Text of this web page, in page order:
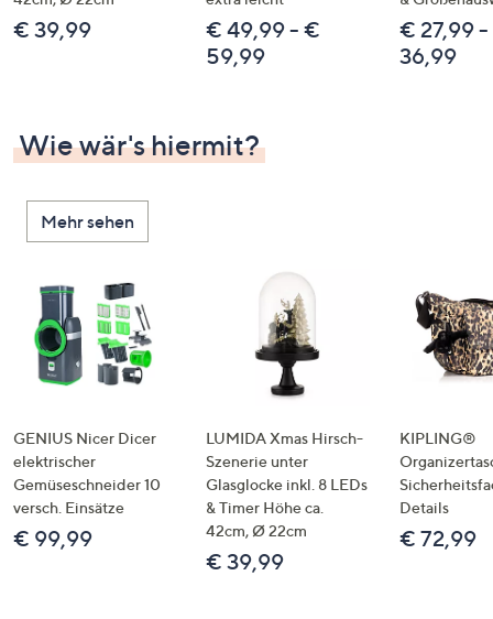
diese
anzuzeigen.
€ 39,99
€ 49,99 - €
59,99
€ 27,99
36,99
Wie wär's hiermit?
Mehr sehen
GENIUS Nicer Dicer
elektrischer
Gemüseschneider 10
versch. Einsätze
€ 99,99
LUMIDA Xmas Hirsch-
Szenerie unter
Glasglocke inkl. 8 LEDs
& Timer Höhe ca.
42cm, Ø 22cm
€ 39,99
KIPLING®
Details
€ 72,99